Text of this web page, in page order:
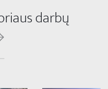
darbų